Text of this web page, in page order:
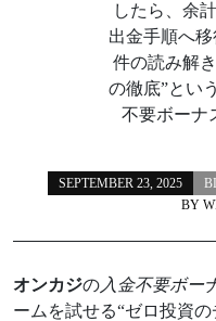
したら、余
出金手順へ
件の読み解
の徹底”とい
不要ボーナ
SEPTEMBER 23, 2025
BY
オンカジの 入金不要ボー
ームを試せる“ゼロ投資